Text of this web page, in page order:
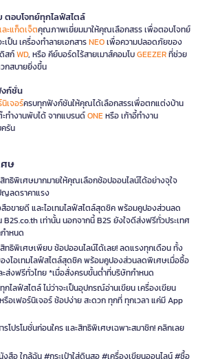
ตอบโจทย์ทุกไลฟ์สไตล์
ละแก็ดเจ็ตคุณภาพเยี่ยมมาให้คุณเลือกสรร เพื่อตอบโจทย์
ป็น เครื่องทำลายเอกสารNEOเพื่อความปลอดภัยของ
สก์WD, หรือ คีย์บอร์ดไร้สายเมาส์คอมโบGEEZERที่ช่วย
กสบายยิ่งขึ้น
งก์ชั่น
เจอร์ครบทุกฟังก์ชันให้คุณได้เลือกสรรเพื่อตกแต่งบ้าน
ะทำงานพับได้ จากแบรนด์ONEหรือ เก้าอี้ทำงาน
รัน
ศษ
ทธิพิเศษมากมายให้คุณเลือกช้อปออนไลน์ได้อย่างจุใจ
ลดราคาแรง
อขายดี และไอเทมไลฟ์สไตล์สุดชิค พร้อมคูปองส่วนลด
เท่านั้น นอกจากนี้ B2S ยังใจดีส่งฟรีทั่วประเทศ
ำหนด
ทธิพิเศษเพียบ ช้อปออนไลน์ได้เลย! ลดแรงทุกเดือน ทั้ง
งไอเทมไลฟ์สไตล์สุดชิค พร้อมคูปองส่วนลดพิเศษเมื่อซื้อ
ะส่งฟรีทั่วไทย *เมื่อสั่งครบขั้นต่ำที่บริษัทกำหนด
ไลฟ์สไตล์ ไม่ว่าจะเป็นอุปกรณ์อ่านเขียน เครื่องเขียน
อเฟอร์นิเจอร์ ช้อปง่าย สะดวก ทุกที่ ทุกเวลา แค่มี App
รโปรโมชั่นก่อนใคร และสิทธิพิเศษเฉพาะสมาชิก! คลิกเลย
สือ ใกล้ฉัน #กระเป๋าใส่ดินสอ #เครื่องเขียนออนไลน์ #ซื้อ